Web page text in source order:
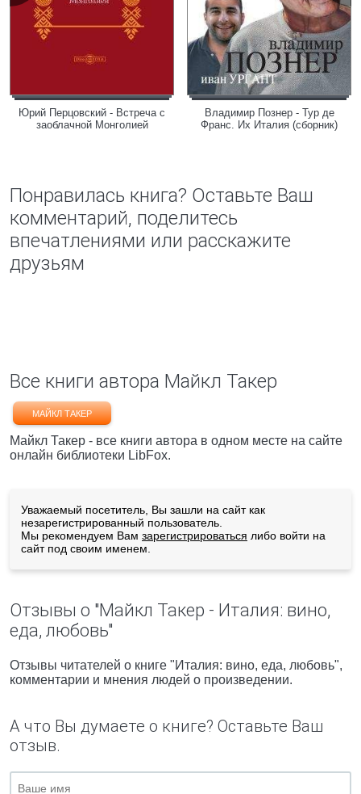
Юрий Перцовский - Встреча с
заоблачной Монголией
Владимир Познер - Тур де
Франс. Их Италия (сборник)
Понравилась книга? Оставьте Ваш
комментарий, поделитесь
впечатлениями или расскажите
друзьям
Все книги автора Майкл Такер
МАЙКЛ ТАКЕР
Майкл Такер - все книги автора в одном месте на сайте
онлайн библиотеки LibFox.
Уважаемый посетитель, Вы зашли на сайт как
незарегистрированный пользователь.
Мы рекомендуем Вам зарегистрироваться либо войти на
сайт под своим именем.
Отзывы о "Майкл Такер - Италия: вино,
еда, любовь"
Отзывы читателей о книге "Италия: вино, еда, любовь",
комментарии и мнения людей о произведении.
А что Вы думаете о книге? Оставьте Ваш
отзыв.